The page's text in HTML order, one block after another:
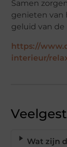
Samen
genieten van
geluid van
https://
interieur/
Wat zijn